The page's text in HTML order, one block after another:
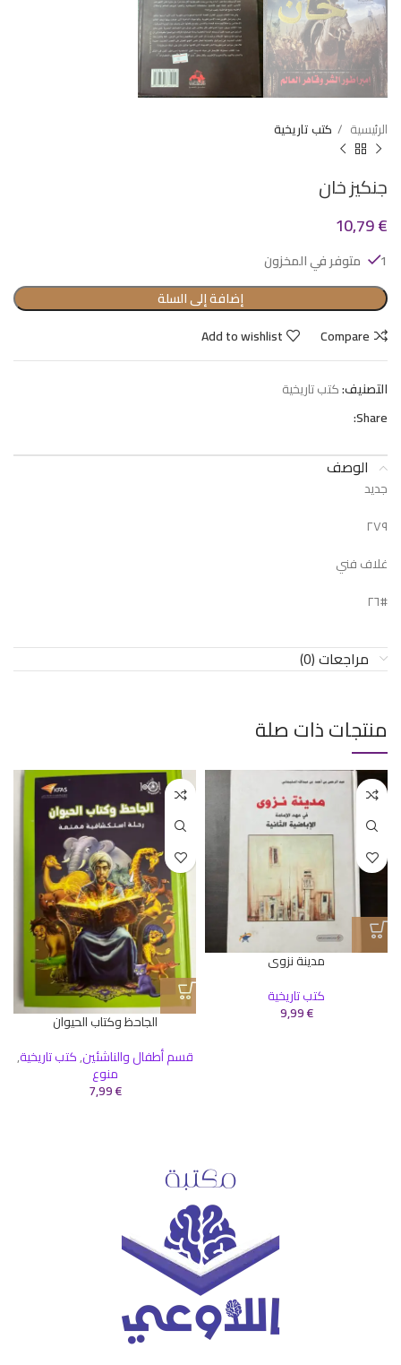
الرئيسية كتب تاريخية
جنكيز خان
10,79€
1 متوفر في المخزون
إضافة إلى السلة
Compare
Add to wishlist
التصنيف:كتب تاريخية
Share:
الوصف
جديد
٢٧٩
غلاف فني
#٢٦
مراجعات (0)
منتجات ذات صلة
مدينة نزوى
كتب تاريخية
9,99€
الجاحظ وكتاب الحيوان
قسم أطفال والناشئين,كتب تاريخية,
منوع
7,99€